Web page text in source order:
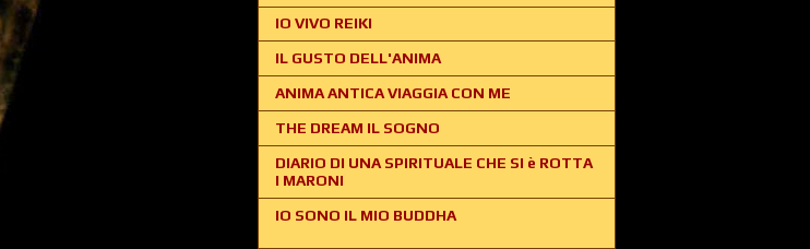
IO VIVO REIKI
IL GUSTO DELL'ANIMA
ANIMA ANTICA VIAGGIA CON ME
THE DREAM IL SOGNO
DIARIO DI UNA SPIRITUALE CHE SI è ROTTA
I MARONI
IO SONO IL MIO BUDDHA